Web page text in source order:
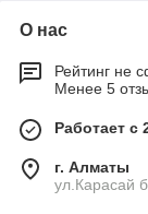
О нас
Рейтинг не
Менее 5
Работает с
г. Алматы
ул.Карасай